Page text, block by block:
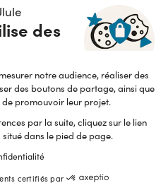
des
notre audience, réaliser des
des boutons de partage, ainsi que
promouvoir leur projet.
par la suite, cliquez sur le lien
dans le pied de page.
certifiés par